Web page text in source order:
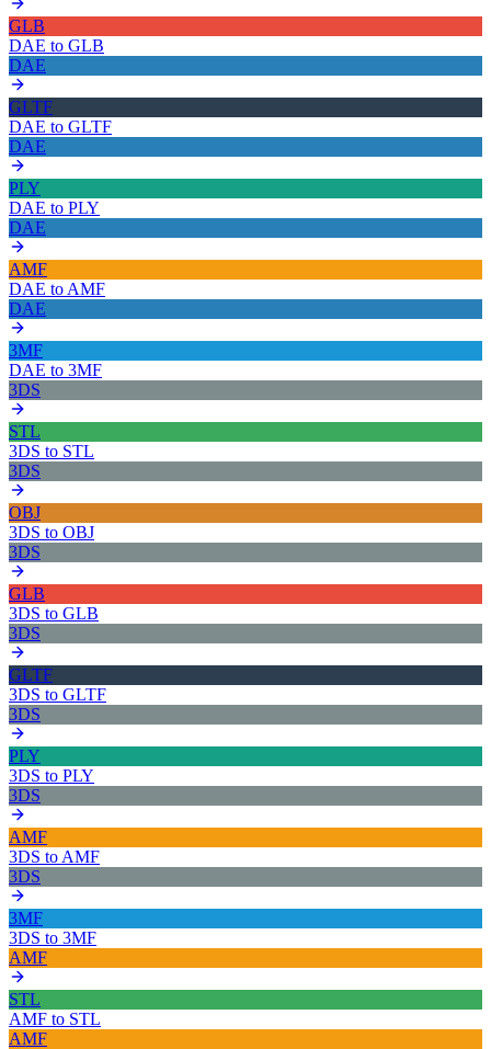
GLB
DAE to GLB
DAE
GLTF
DAE to GLTF
DAE
PLY
DAE to PLY
DAE
AMF
DAE to AMF
DAE
3MF
DAE to 3MF
3DS
STL
3DS to STL
3DS
OBJ
3DS to OBJ
3DS
GLB
3DS to GLB
3DS
GLTF
3DS to GLTF
3DS
PLY
3DS to PLY
3DS
AMF
3DS to AMF
3DS
3MF
3DS to 3MF
AMF
STL
AMF to STL
AMF